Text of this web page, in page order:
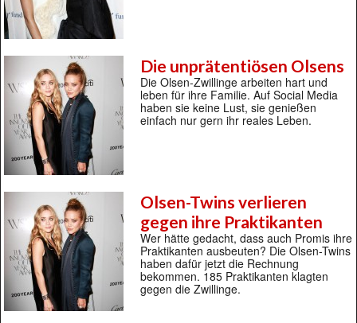
Die unprätentiösen Olsens
Die Olsen-Zwillinge arbeiten hart und
leben für ihre Familie. Auf Social Media
haben sie keine Lust, sie genießen
einfach nur gern ihr reales Leben.
Olsen-Twins verlieren
gegen ihre Praktikanten
Wer hätte gedacht, dass auch Promis ihre
Praktikanten ausbeuten? Die Olsen-Twins
haben dafür jetzt die Rechnung
bekommen. 185 Praktikanten klagten
gegen die Zwillinge.